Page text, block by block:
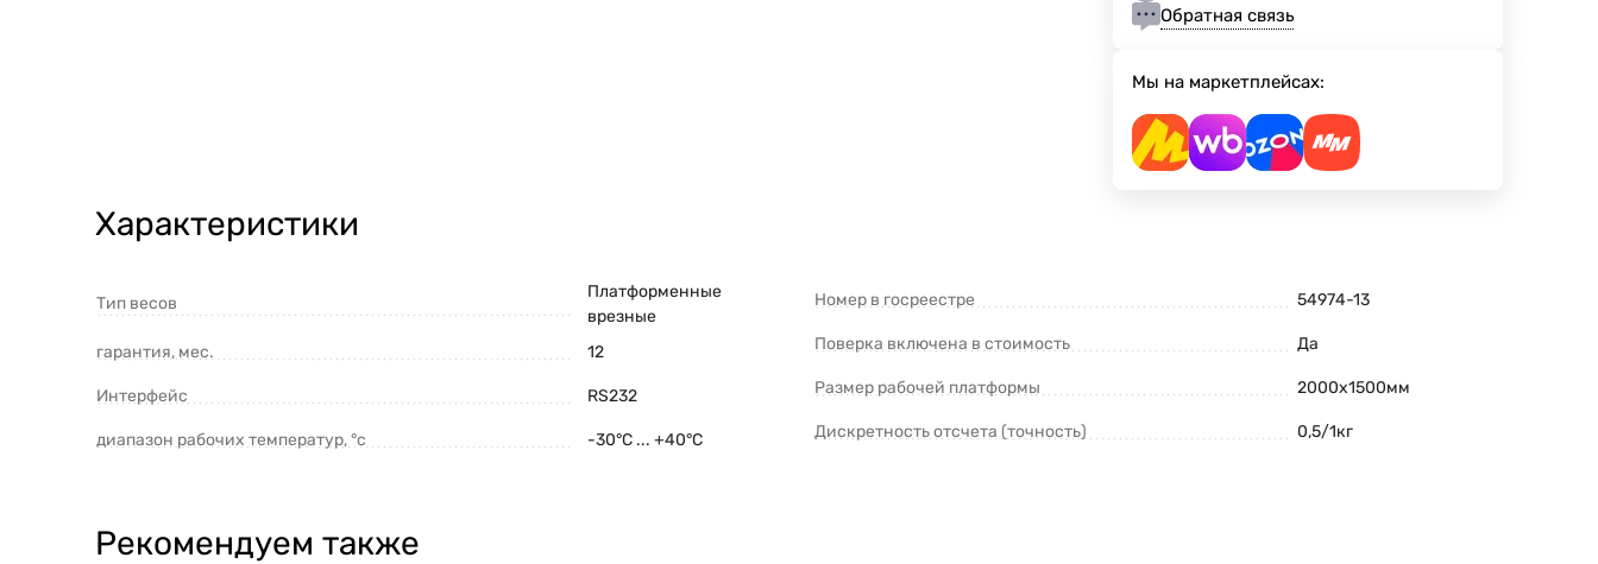
Обратная связь
Мы на маркетплейсах:
Характеристики
Тип весов
Платформенные
врезные
гарантия, мес.
12
Интерфейс RS232
диапазон рабочих температур, °с -30°С ... +40°С
Номер в госреестре 54974-13
Поверка включена в стоимость Да
Размер рабочей платформы 2000х1500мм
Дискретность отсчета (точность) 0,5/1кг
Рекомендуем также